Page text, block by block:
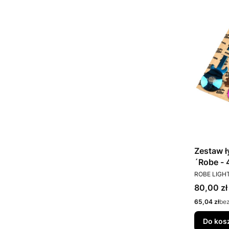
Zestaw
´Robe -
ROBE
Cena
80,00 zł
Cena
65,04 zł
Do